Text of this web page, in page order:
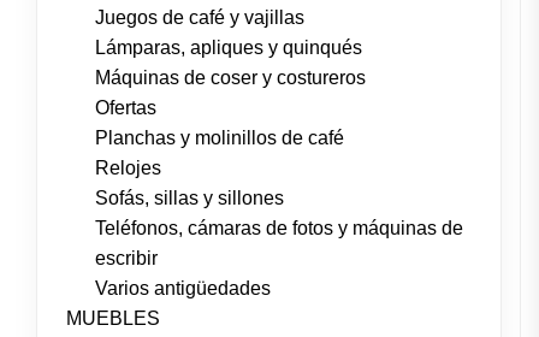
Juegos de café y vajillas
Lámparas, apliques y quinqués
Máquinas de coser y costureros
Ofertas
Planchas y molinillos de café
Relojes
Sofás, sillas y sillones
Teléfonos, cámaras de fotos y máquinas de
escribir
Varios antigüedades
MUEBLES